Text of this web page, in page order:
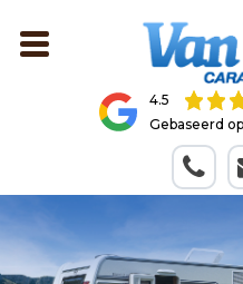
4.5
Gebaseerd op